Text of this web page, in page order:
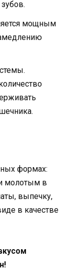
мощным
формах:
молотым в
выпечку,
в качестве